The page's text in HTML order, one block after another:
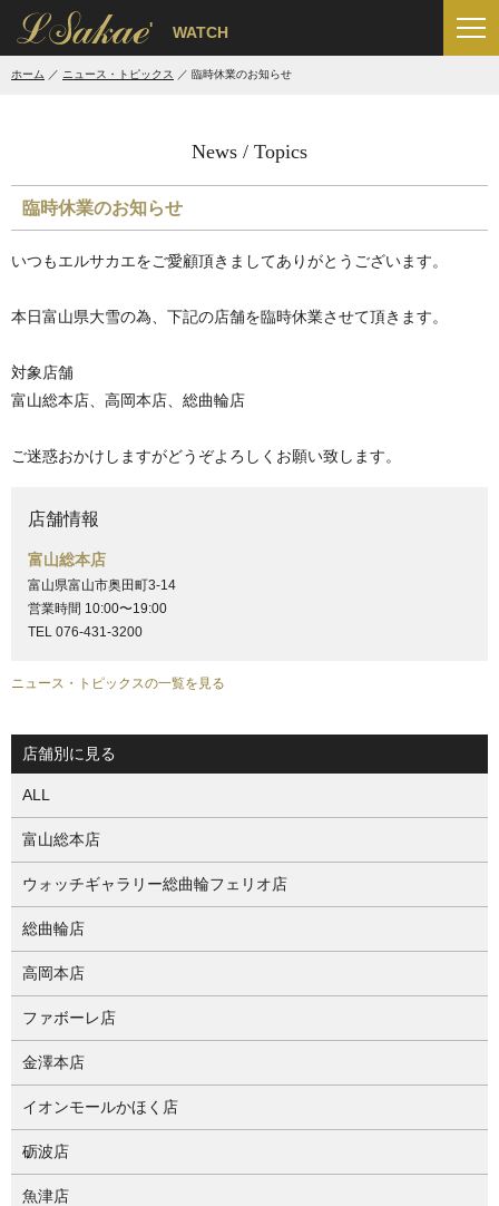
' WATCH
ホーム ニュース・トピックス 臨時休業のお知らせ
News / Topics
臨時休業のお知らせ
いつもエルサカエをご愛顧頂きましてありがとうございます。
本日富山県大雪の為、下記の店舗を臨時休業させて頂きます。
対象店舗
富山総本店、高岡本店、総曲輪店
ご迷惑おかけしますがどうぞよろしくお願い致します。
店舗情報
富山総本店
富山県富山市奥田町3-14
営業時間 10:00〜19:00
TEL 076-431-3200
ニュース・トピックスの一覧を見る
店舗別に見る
ALL
富山総本店
ウォッチギャラリー総曲輪フェリオ店
総曲輪店
高岡本店
ファボーレ店
金澤本店
イオンモールかほく店
砺波店
魚津店